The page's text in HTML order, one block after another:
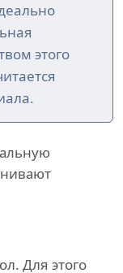
этого
Для этого